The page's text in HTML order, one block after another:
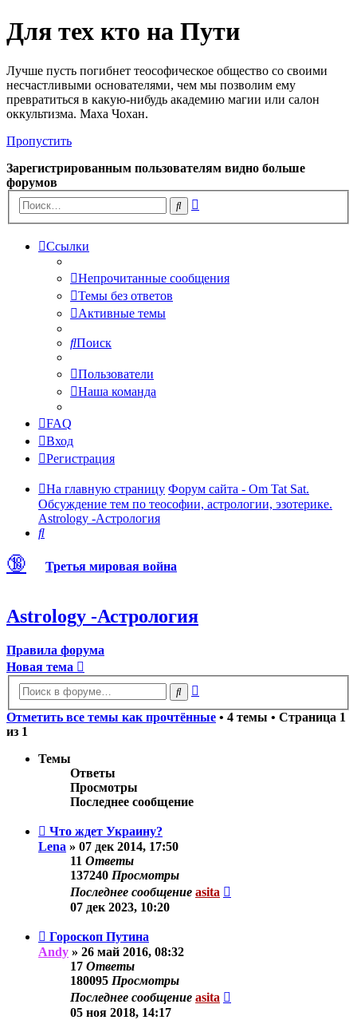
Для тех кто на Пути
Лучше пусть погибнет теософическое общество со своими
несчастливыми основателями, чем мы позволим ему
превратиться в какую-нибудь академию магии или салон
оккультизма. Маха Чохан.
Пропустить
Зарегистрированным пользователям видно больше
форумов
Поиск
Ссылки
Непрочитанные сообщения
Темы без ответов
Активные темы
Поиск
Пользователи
Наша команда
FAQ
Вход
Регистрация
На главную страницу Форум сайта - Om Tat Sat.
Обсуждение тем по теософии, астрологии, эзотерике.
Astrology -Астрология
Поиск
🔞 Третья мировая война
Astrology -Астрология
Правила форума
Новая тема
Поиск
Отметить все темы как прочтённые • 4 темы • Страница 1
из 1
Темы
Ответы
Просмотры
Последнее сообщение
Что ждет Украину?
Lena » 07 дек 2014, 17:50
11 Ответы
137240 Просмотры
Последнее сообщение asita
07 дек 2023, 10:20
Гороскоп Путина
Andy » 26 май 2016, 08:32
17 Ответы
180095 Просмотры
Последнее сообщение asita
05 ноя 2018, 14:17